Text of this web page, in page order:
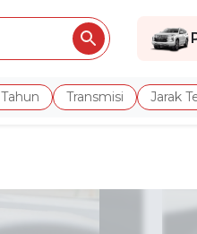
Tahun Transmisi Jarak